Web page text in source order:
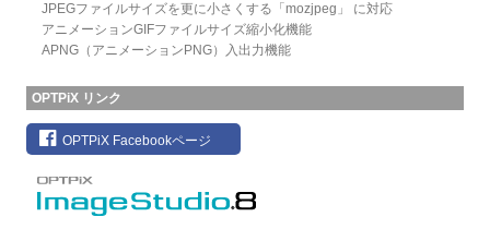
JPEGファイルサイズを更に小さくする「mozjpeg」 に対応
アニメーションGIFファイルサイズ縮小化機能
APNG（アニメーションPNG）入出力機能
OPTPiX リンク
OPTPiX Facebookページ